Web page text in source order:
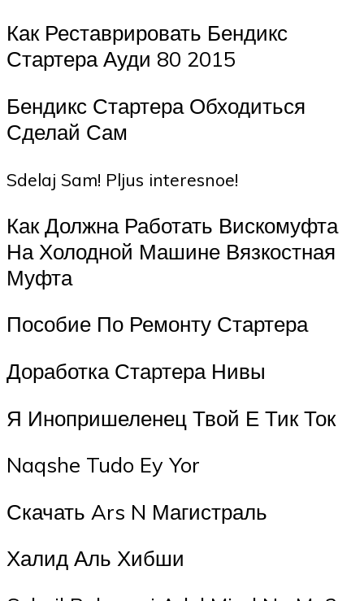
Как Реставрировать Бендикс
Стартера Ауди 80 2015
Бендикс Стартера Обходиться
Сделай Сам
Sdelaj Sam! Pljus interesnoe!
Как Должна Работать Вискомуфта
На Холодной Машине Вязкостная
Муфта
Пособие По Ремонту Стартера
Доработка Стартера Нивы
Я Инопришеленец Твой Е Тик Ток
Naqshe Tudo Ey Yor
Скачать Ars N Магистраль
Халид Аль Хибши